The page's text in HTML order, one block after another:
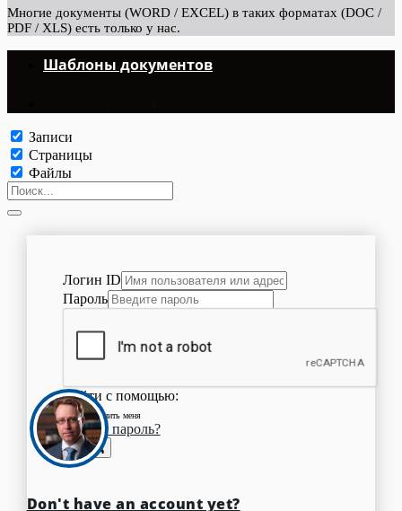
Многие документы (WORD / EXCEL) в таких форматах (DOC /
PDF / XLS) есть только у нас.
Шаблоны документов
Записи
Страницы
Файлы
Логин ID
Пароль
Войти с помощью:
Запомнить меня
Забыли пароль?
Вход
Don't have an account yet?